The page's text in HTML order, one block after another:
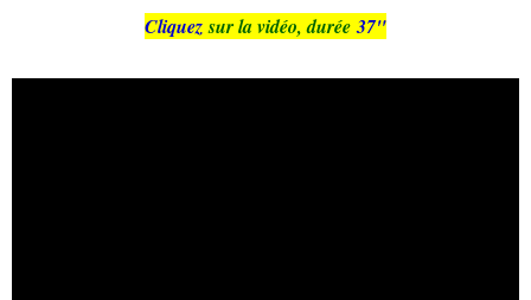
Cliquezsur la vidéo, durée37"